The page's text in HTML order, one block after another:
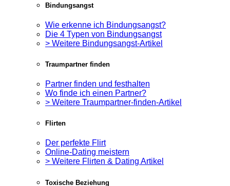
Bindungsangst
Wie erkenne ich Bindungsangst?
Die 4 Typen von Bindungsangst
> Weitere Bindungsangst-Artikel
Traumpartner finden
Partner finden und festhalten
Wo finde ich einen Partner?
> Weitere Traumpartner-finden-Artikel
Flirten
Der perfekte Flirt
Online-Dating meistern
> Weitere Flirten & Dating Artikel
Toxische Beziehung